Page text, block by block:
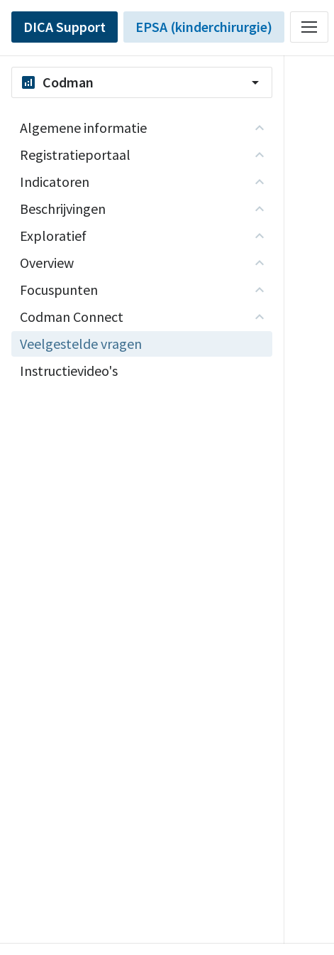
DICA Support EPSA (kinderchirurgie)
analytics Codman arrow_drop_down
Algemene informatie
Registratieportaal
Indicatoren
Beschrijvingen
Exploratief
Overview
Focuspunten
Codman Connect
Veelgestelde vragen
Instructievideo's